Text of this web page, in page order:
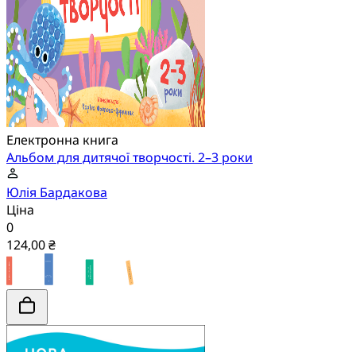
Електронна книга
Альбом для дитячої творчості. 2–3 роки
Юлія Бардакова
Ціна
0
124,00 ₴